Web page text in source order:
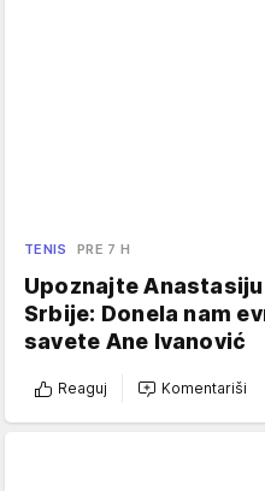
TENIS PRE 7 H
Upoznajte
Srbije: Donela nam
savete Ane Ivanović
Reaguj Komentariši